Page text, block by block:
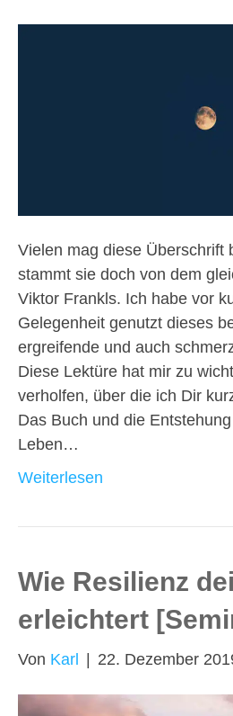
Vielen mag diese Überschrift
stammt sie doch von dem
Viktor Frankls. Ich habe vor
Gelegenheit genutzt dieses
ergreifende und auch
Diese Lektüre hat mir zu
verholfen, über die ich Dir
Das Buch und die
Leben…
Weiterlesen
Wie Resilienz
erleichtert
Von Karl 22. Dezember